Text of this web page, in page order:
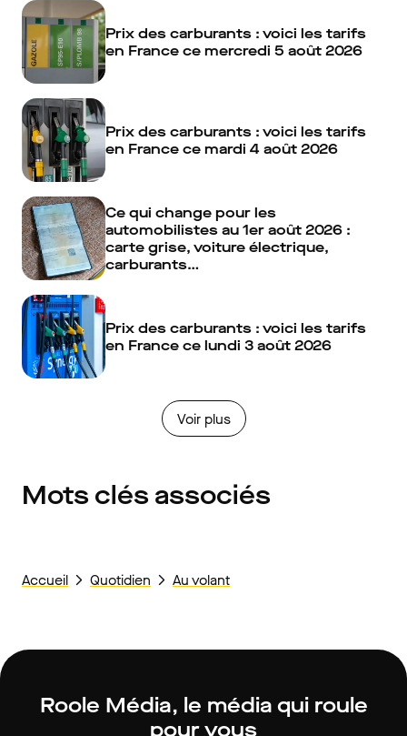
Prix des carburants : voici les tarifs
en France ce mercredi 5 août 2026
Prix des carburants : voici les tarifs
en France ce mardi 4 août 2026
Ce qui change pour les
automobilistes au 1er août 2026 :
carte grise, voiture électrique,
carburants…
Prix des carburants : voici les tarifs
en France ce lundi 3 août 2026
Voir plus
Mots clés associés
Accueil Quotidien Au volant
Roole Média, le média qui roule
pour vous